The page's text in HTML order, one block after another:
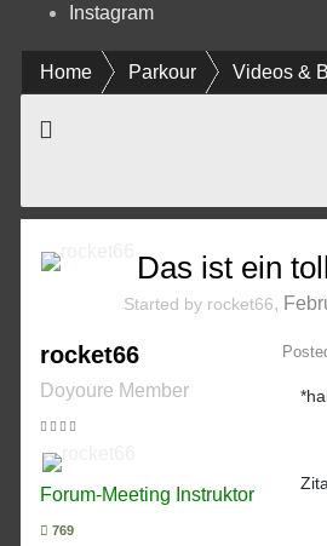
Instagram
Home Parkour Videos &
Das ist ein
Started by rocket66,
rocket66
Doyoure Member
Forum-Meeting Instruktor
769